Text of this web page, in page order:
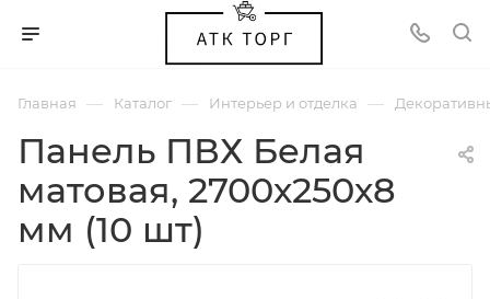
Главная — Каталог — Интерьер и отделка —
Панель ПВХ Белая
матовая, 2700х250х8
мм (10 шт)